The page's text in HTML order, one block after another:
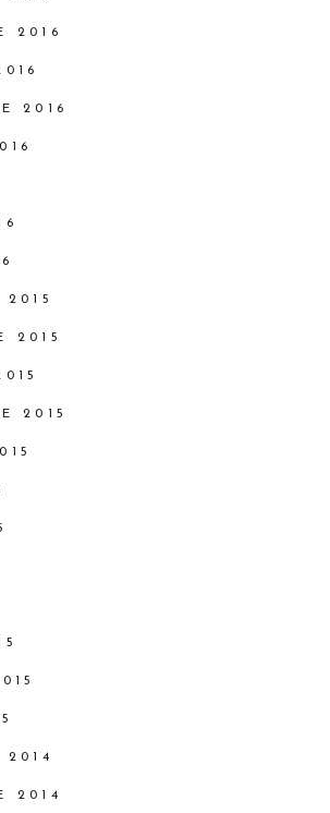
2016
2016
2015
2015
2015
2014
2014